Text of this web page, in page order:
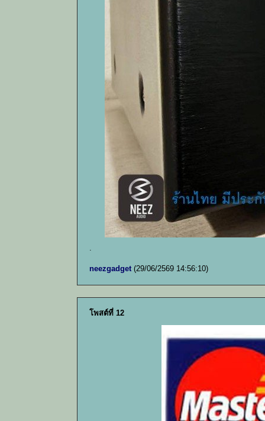
.
neezgadget (29/06/2569 14:56:10)
โพสต์ที่ 12